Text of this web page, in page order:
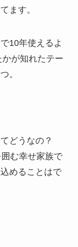
ます。
10年使えるよ
が知れたテー
。
どうなの？
囲む幸せ家族で
めることはで